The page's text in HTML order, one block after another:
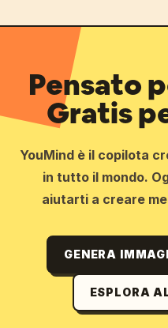
Pensato
Gratis
YouMind è il copilota
in tutto il mondo.
aiutarti a creare
GENERA
ESPLORA